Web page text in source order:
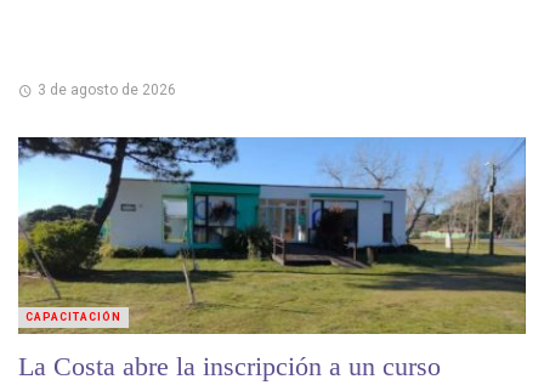
3 de agosto de 2026
La Costa abre la inscripción a un curso
CAPACITACIÓN